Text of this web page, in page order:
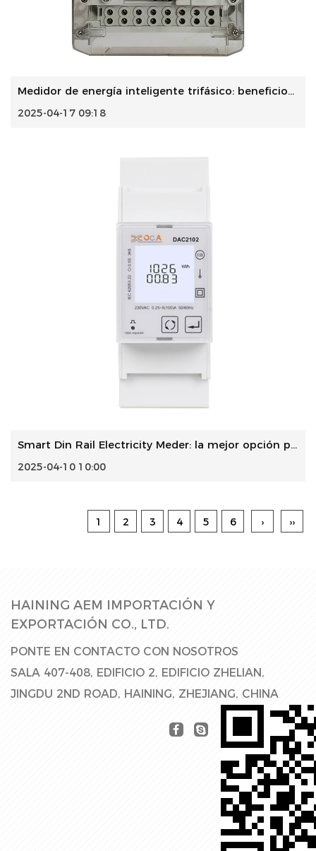
Medidor de energía inteligente trifásico: beneficios, cara...
2025-04-17 09:18
Smart Din Rail Electricity Meder: la mejor opción para com...
2025-04-10 10:00
1 2 3 4 5 6 › ››
HAINING AEM IMPORTACIÓN Y
EXPORTACIÓN CO., LTD.
PONTE EN CONTACTO CON NOSOTROS
SALA 407-408, EDIFICIO 2, EDIFICIO ZHELIAN,
JINGDU 2ND ROAD, HAINING, ZHEJIANG, CHINA